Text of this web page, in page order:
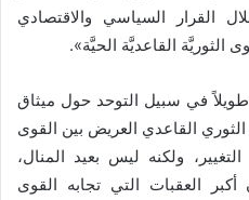
القرار السياسي والاقتصادي
القاعديَّة الحيَّة».
في سبيل التوحد حول ميثاق
القاعدي العريض بين القوى
ولكنه ليس بعيد المنال،
العقبات التي تجابه القوى